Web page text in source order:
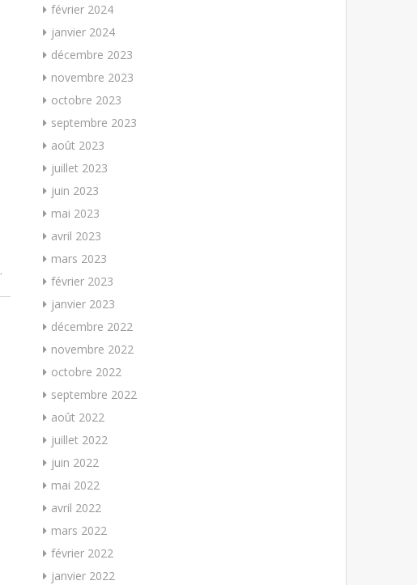
,
février 2024
janvier 2024
décembre 2023
novembre 2023
octobre 2023
septembre 2023
août 2023
juillet 2023
juin 2023
mai 2023
avril 2023
mars 2023
février 2023
janvier 2023
décembre 2022
novembre 2022
octobre 2022
septembre 2022
août 2022
juillet 2022
juin 2022
mai 2022
avril 2022
mars 2022
février 2022
janvier 2022